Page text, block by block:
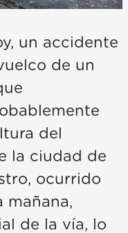
un accidente
de un
del
la ciudad de
ocurrido
mañana,
de la vía, lo